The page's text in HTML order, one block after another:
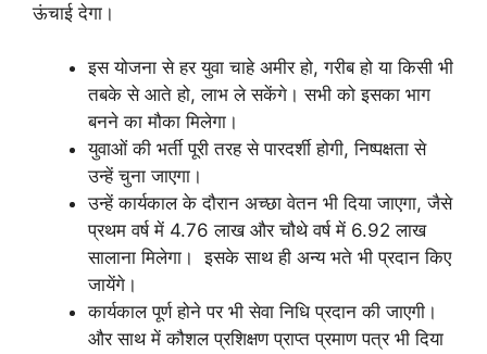
ऊंचाई देगा।
इस योजना से हर युवा चाहे अमीर हो, गरीब हो या किसी भी
तबके से आते हो, लाभ ले सकेंगे। सभी को इसका भाग
बनने का मौका मिलेगा।
युवाओं की भर्ती पूरी तरह से पारदर्शी होगी, निष्पक्षता से
उन्हें चुना जाएगा।
उन्हें कार्यकाल के दौरान अच्छा वेतन भी दिया जाएगा, जैसे
प्रथम वर्ष में 4.76 लाख और चौथे वर्ष में 6.92 लाख
सालाना मिलेगा। इसके साथ ही अन्य भते भी प्रदान किए
जायेंगे।
कार्यकाल पूर्ण होने पर भी सेवा निधि प्रदान की जाएगी।
और साथ में कौशल प्रशिक्षण प्राप्त प्रमाण पत्र भी दिया